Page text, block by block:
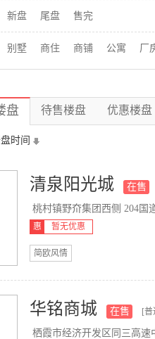
新盘 尾盘 售完
别墅 商住 商铺 公寓 厂
盘 待售楼盘 优惠楼盘
时间
清泉阳光城 在售
桃村镇野夼集团西侧 204国
惠
暂无优惠
简欧风情
华铭商城 在售 [普
栖霞市经济开发区同三高速